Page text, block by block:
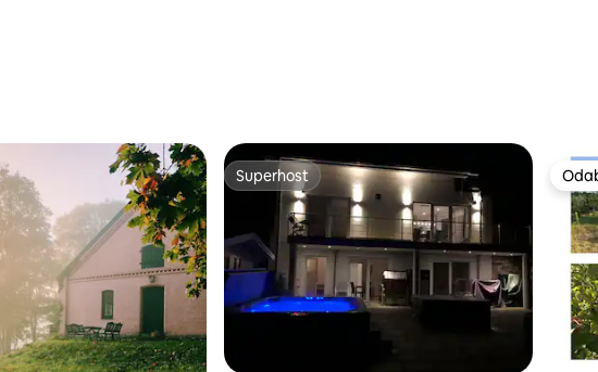
80
10
Superhost
Superhost